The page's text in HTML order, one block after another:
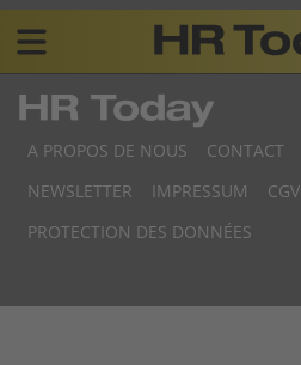
Skip
content
Plattform
für
Human
Resources
Main
navigation
FR
A PROPOS DE NOUS CONTACT
NEWSLETTER
IMPRESSUM
CGV
PROTECTION DES DONNÉES